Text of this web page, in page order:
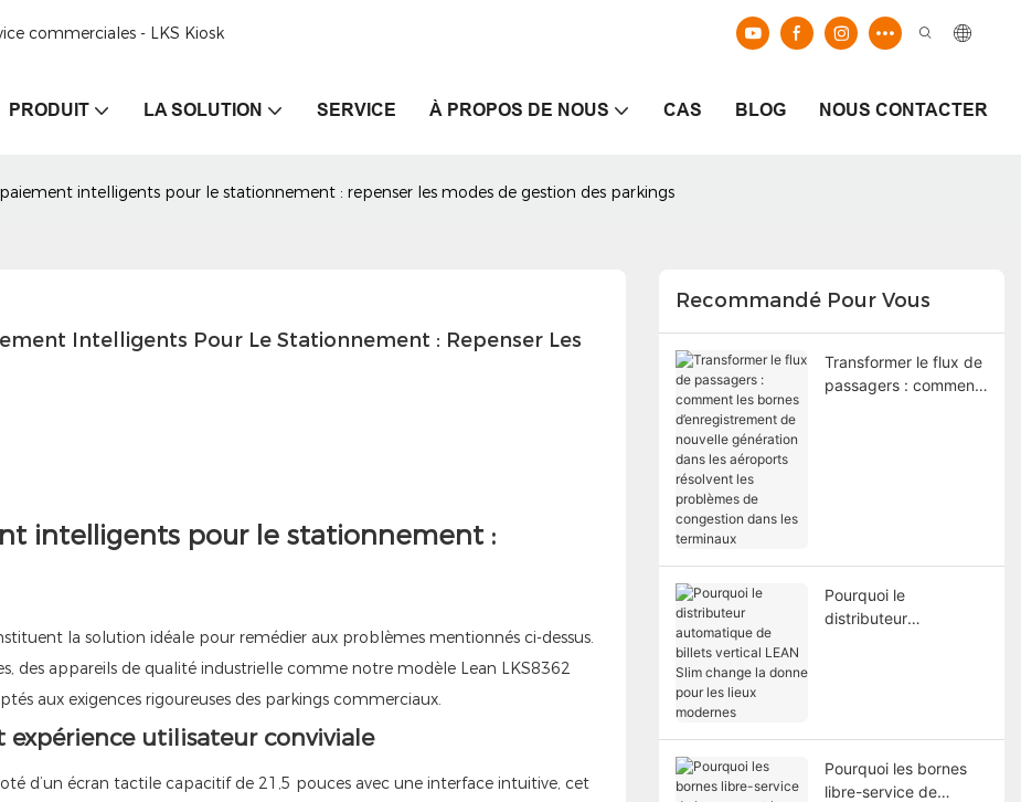
commerciales - LKS Kiosk
PRODUIT LA SOLUTION SERVICE À PROPOS DE NOUS CAS BLOG NOUS CONTACTER
intelligents pour le stationnement : repenser les modes de gestion des parkings
Intelligents Pour Le Stationnement : Repenser Les
intelligents pour le stationnement :
la solution idéale pour remédier aux problèmes mentionnés ci-dessus.
des appareils de qualité industrielle comme notre modèle Lean LKS8362
aux exigences rigoureuses des parkings commerciaux.
utilisateur conviviale
d’un écran tactile capacitif de 21,5 pouces avec une interface intuitive, cet
Recommandé Pour Vous
Transformer le flux de
passagers : comment
terminaux
Pourquoi le
distributeur
Pourquoi les bornes
libre-service de